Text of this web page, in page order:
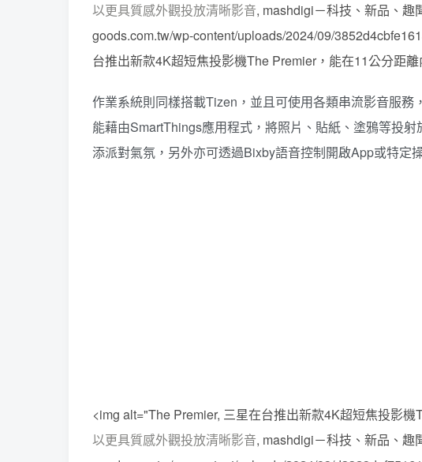
以更具質感外觀投放清晰影音, mashdigi－科技、新品、趣
goods.com.tw/wp-content/uploads/2024/09/
台推出新款4K超短焦投影機The Premier，能在11公分距離
作業系統則同樣搭載Tizen，並且可使用各類串流影音服
能藉由SmartThings應用程式，將照片、貼紙、塗鴉等投
添派對氣氛，另外亦可透過Bixby語音控制開啟App或特定
<img alt="The Premier, 三星在台推出新款4K超短焦投影
以更具質感外觀投放清晰影音, mashdigi－科技、新品、趣